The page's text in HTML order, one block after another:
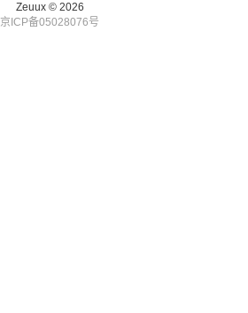
Zeuux © 2026
京ICP备05028076号